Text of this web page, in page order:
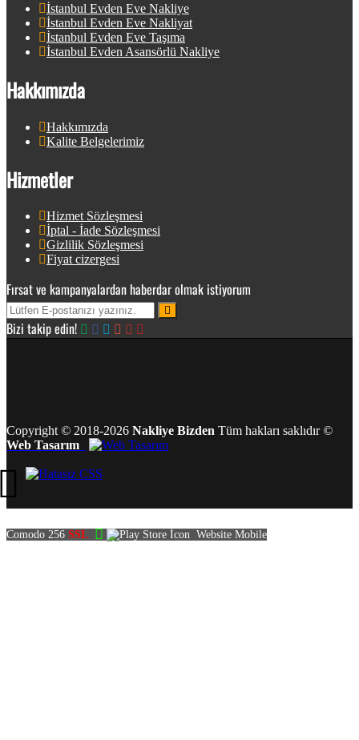
İstanbul Evden Eve Nakliye
İstanbul Evden Eve Nakliyat
İstanbul Evden Eve Taşıma
İstanbul Evden Asansörlü Nakliye
Hakkımızda
Hakkımızda
Kalite Belgelerimiz
Hizmetler
Hizmet Sözleşmesi
İptal - İade Sözleşmesi
Gizlilik Sözleşmesi
Fiyat cizergesi
Fırsat ve kampanyalardan haberdar olmak istiyorum
Bizi takip edin!
Copyright © 2018-2026 Nakliye Bizden Tüm hakları saklıdır ©
Web Tasarım
Comodo 256 SSL Website Mobile